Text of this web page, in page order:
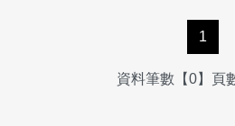
1
資料筆數【0】頁